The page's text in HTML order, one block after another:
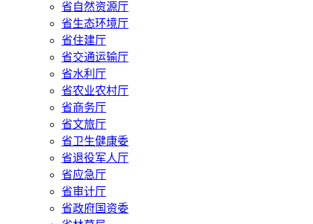
省自然资源厅
省生态环境厅
省住建厅
省交通运输厅
省水利厅
省农业农村厅
省商务厅
省文旅厅
省卫生健康委
省退役军人厅
省应急厅
省审计厅
省政府国资委